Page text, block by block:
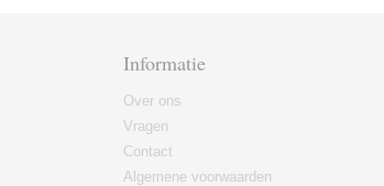
Informatie
Over ons
Vragen
Contact
Algemene voorwaarden